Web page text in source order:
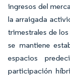
ingresos del
la arraigada
trimestrales de
se mantiene
espacios
participación